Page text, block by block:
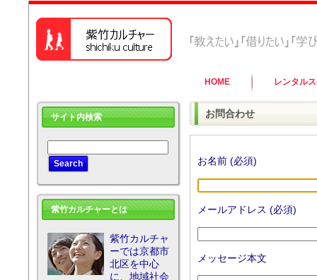
HOME レンタル
サイト内検索
紫竹カルチャーとは
紫竹カルチャ
ーでは京都市
北区を中心
に、地域社会
お問合わせ
お名前 (必須)
メールアドレス (必須)
メッセージ本文